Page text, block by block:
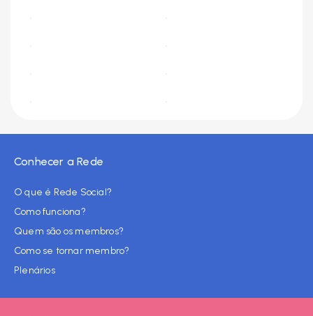
Conhecer a Rede
O que é Rede Social?
Como funciona?
Quem são os membros?
Como se tornar membro?
Plenários